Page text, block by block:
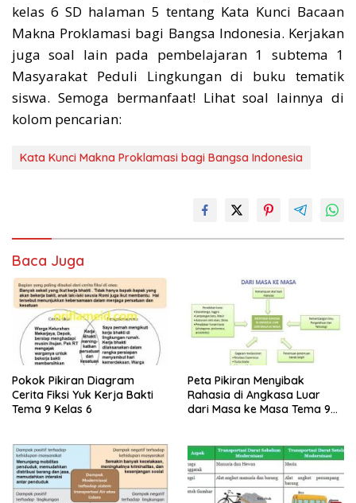
kelas 6 SD halaman 5 tentang Kata Kunci Bacaan
Makna Proklamasi bagi Bangsa Indonesia. Kerjakan
juga soal lain pada pembelajaran 1 subtema 1
Masyarakat Peduli Lingkungan di buku tematik
siswa. Semoga bermanfaat! Lihat soal lainnya di
kolom pencarian:
Kata Kunci Makna Proklamasi bagi Bangsa Indonesia
Baca Juga
Pokok Pikiran Diagram
Cerita Fiksi Yuk Kerja Bakti
Tema 9 Kelas 6
Peta Pikiran Menyibak
Rahasia di Angkasa Luar
dari Masa ke Masa Tema 9